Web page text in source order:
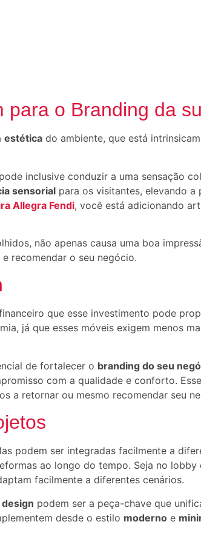
o Branding da
estética do ambiente, que está
inclusive conduzir a uma sensação
sensorial para os visitantes, elevando a
Allegra Fendi, você está adicionando
não apenas causa uma boa
recomendar o seu negócio.
que esse investimento pode
já que esses móveis exigem menos
de fortalecer o branding do seu
com a qualidade e conforto.
a retornar ou mesmo recomendar seu
podem ser integradas facilmente a
ao longo do tempo. Seja no lobby
facilmente a diferentes cenários.
podem ser a peça-chave que
desde o estilo moderno e